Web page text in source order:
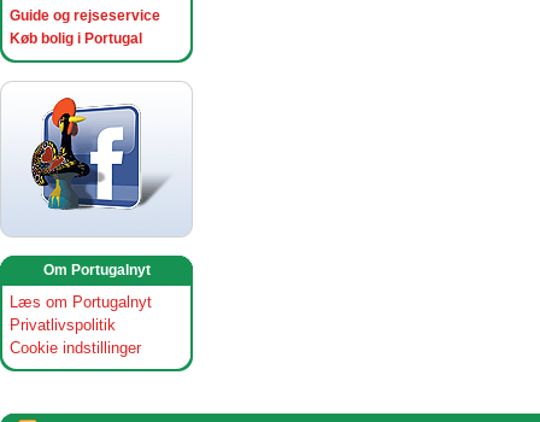
Guide og rejseservice
Køb bolig i Portugal
Om Portugalnyt
Læs om Portugalnyt
Privatlivspolitik
Cookie indstillinger